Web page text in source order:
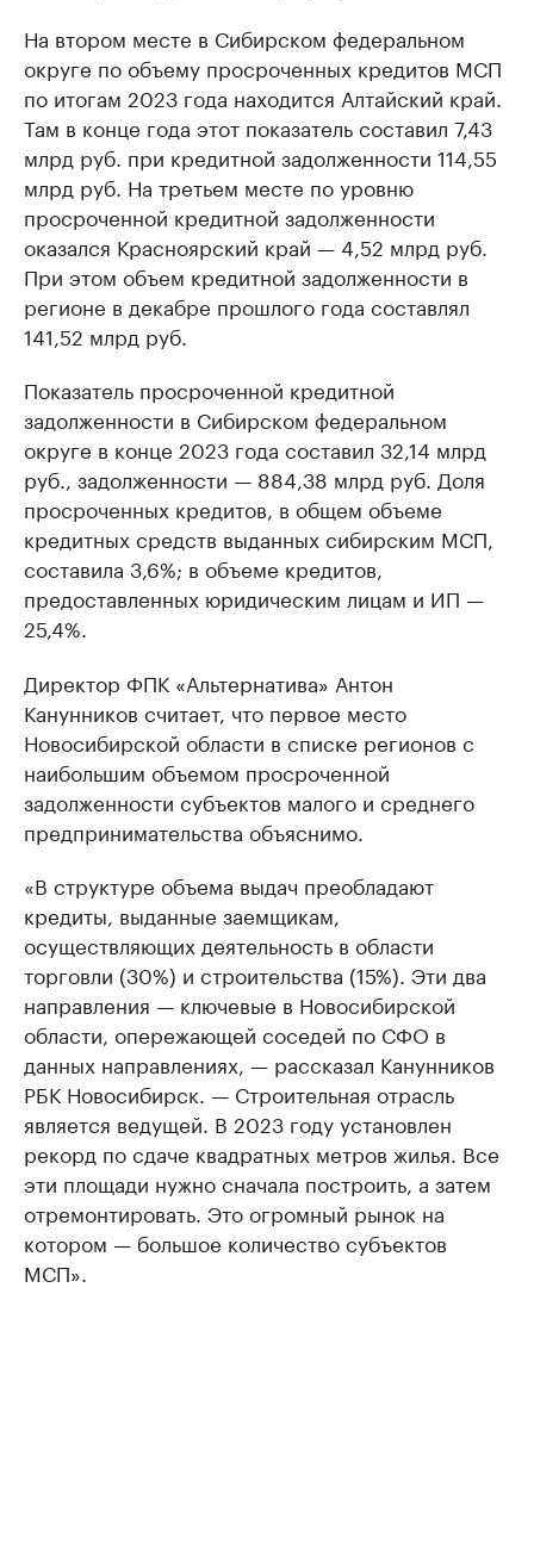
На втором месте в Сибирском федеральном
округе по объему просроченных кредитов МСП
по итогам 2023 года находится Алтайский край.
Там в конце года этот показатель составил 7,43
млрд руб. при кредитной задолженности 114,55
млрд руб. На третьем месте по уровню
просроченной кредитной задолженности
оказался Красноярский край — 4,52 млрд руб.
При этом объем кредитной задолженности в
регионе в декабре прошлого года составлял
141,52 млрд руб.
Показатель просроченной кредитной
задолженности в Сибирском федеральном
округе в конце 2023 года составил 32,14 млрд
руб., задолженности — 884,38 млрд руб. Доля
просроченных кредитов, в общем объеме
кредитных средств выданных сибирским МСП,
составила 3,6%; в объеме кредитов,
предоставленных юридическим лицам и ИП —
25,4%.
Директор ФПК «Альтернатива» Антон
Канунников считает, что первое место
Новосибирской области в списке регионов с
наибольшим объемом просроченной
задолженности субъектов малого и среднего
предпринимательства объяснимо.
«В структуре объема выдач преобладают
кредиты, выданные заемщикам,
осуществляющих деятельность в области
торговли (30%) и строительства (15%). Эти два
направления — ключевые в Новосибирской
области, опережающей соседей по СФО в
данных направлениях, — рассказал Канунников
РБК Новосибирск. — Строительная отрасль
является ведущей. В 2023 году установлен
рекорд по сдаче квадратных метров жилья. Все
эти площади нужно сначала построить, а затем
отремонтировать. Это огромный рынок на
котором — большое количество субъектов
МСП».